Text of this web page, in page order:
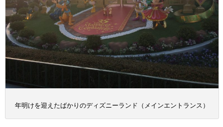
年明けを迎えたばかりのディズニーランド（メインエントランス）